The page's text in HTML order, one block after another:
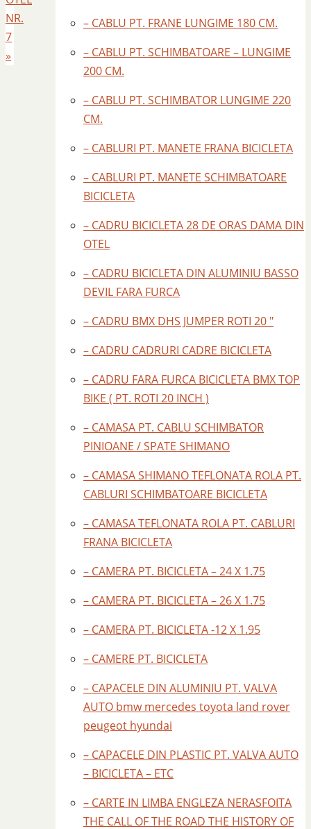
NR.
7
»
– CABLU PT. FRANE LUNGIME 180 CM.
– CABLU PT. SCHIMBATOARE – LUNGIME
200 CM.
– CABLU PT. SCHIMBATOR LUNGIME 220
CM.
– CABLURI PT. MANETE FRANA BICICLETA
– CABLURI PT. MANETE SCHIMBATOARE
BICICLETA
– CADRU BICICLETA 28 DE ORAS DAMA DIN
OTEL
– CADRU BICICLETA DIN ALUMINIU BASSO
DEVIL FARA FURCA
– CADRU BMX DHS JUMPER ROTI 20 "
– CADRU CADRURI CADRE BICICLETA
– CADRU FARA FURCA BICICLETA BMX TOP
BIKE ( PT. ROTI 20 INCH )
– CAMASA PT. CABLU SCHIMBATOR
PINIOANE / SPATE SHIMANO
– CAMASA SHIMANO TEFLONATA ROLA PT.
CABLURI SCHIMBATOARE BICICLETA
– CAMASA TEFLONATA ROLA PT. CABLURI
FRANA BICICLETA
– CAMERA PT. BICICLETA – 24 X 1.75
– CAMERA PT. BICICLETA – 26 X 1.75
– CAMERA PT. BICICLETA -12 X 1.95
– CAMERE PT. BICICLETA
– CAPACELE DIN ALUMINIU PT. VALVA
AUTO bmw mercedes toyota land rover
peugeot hyundai
– CAPACELE DIN PLASTIC PT. VALVA AUTO
– BICICLETA – ETC
– CARTE IN LIMBA ENGLEZA NERASFOITA
THE CALL OF THE ROAD THE HISTORY OF